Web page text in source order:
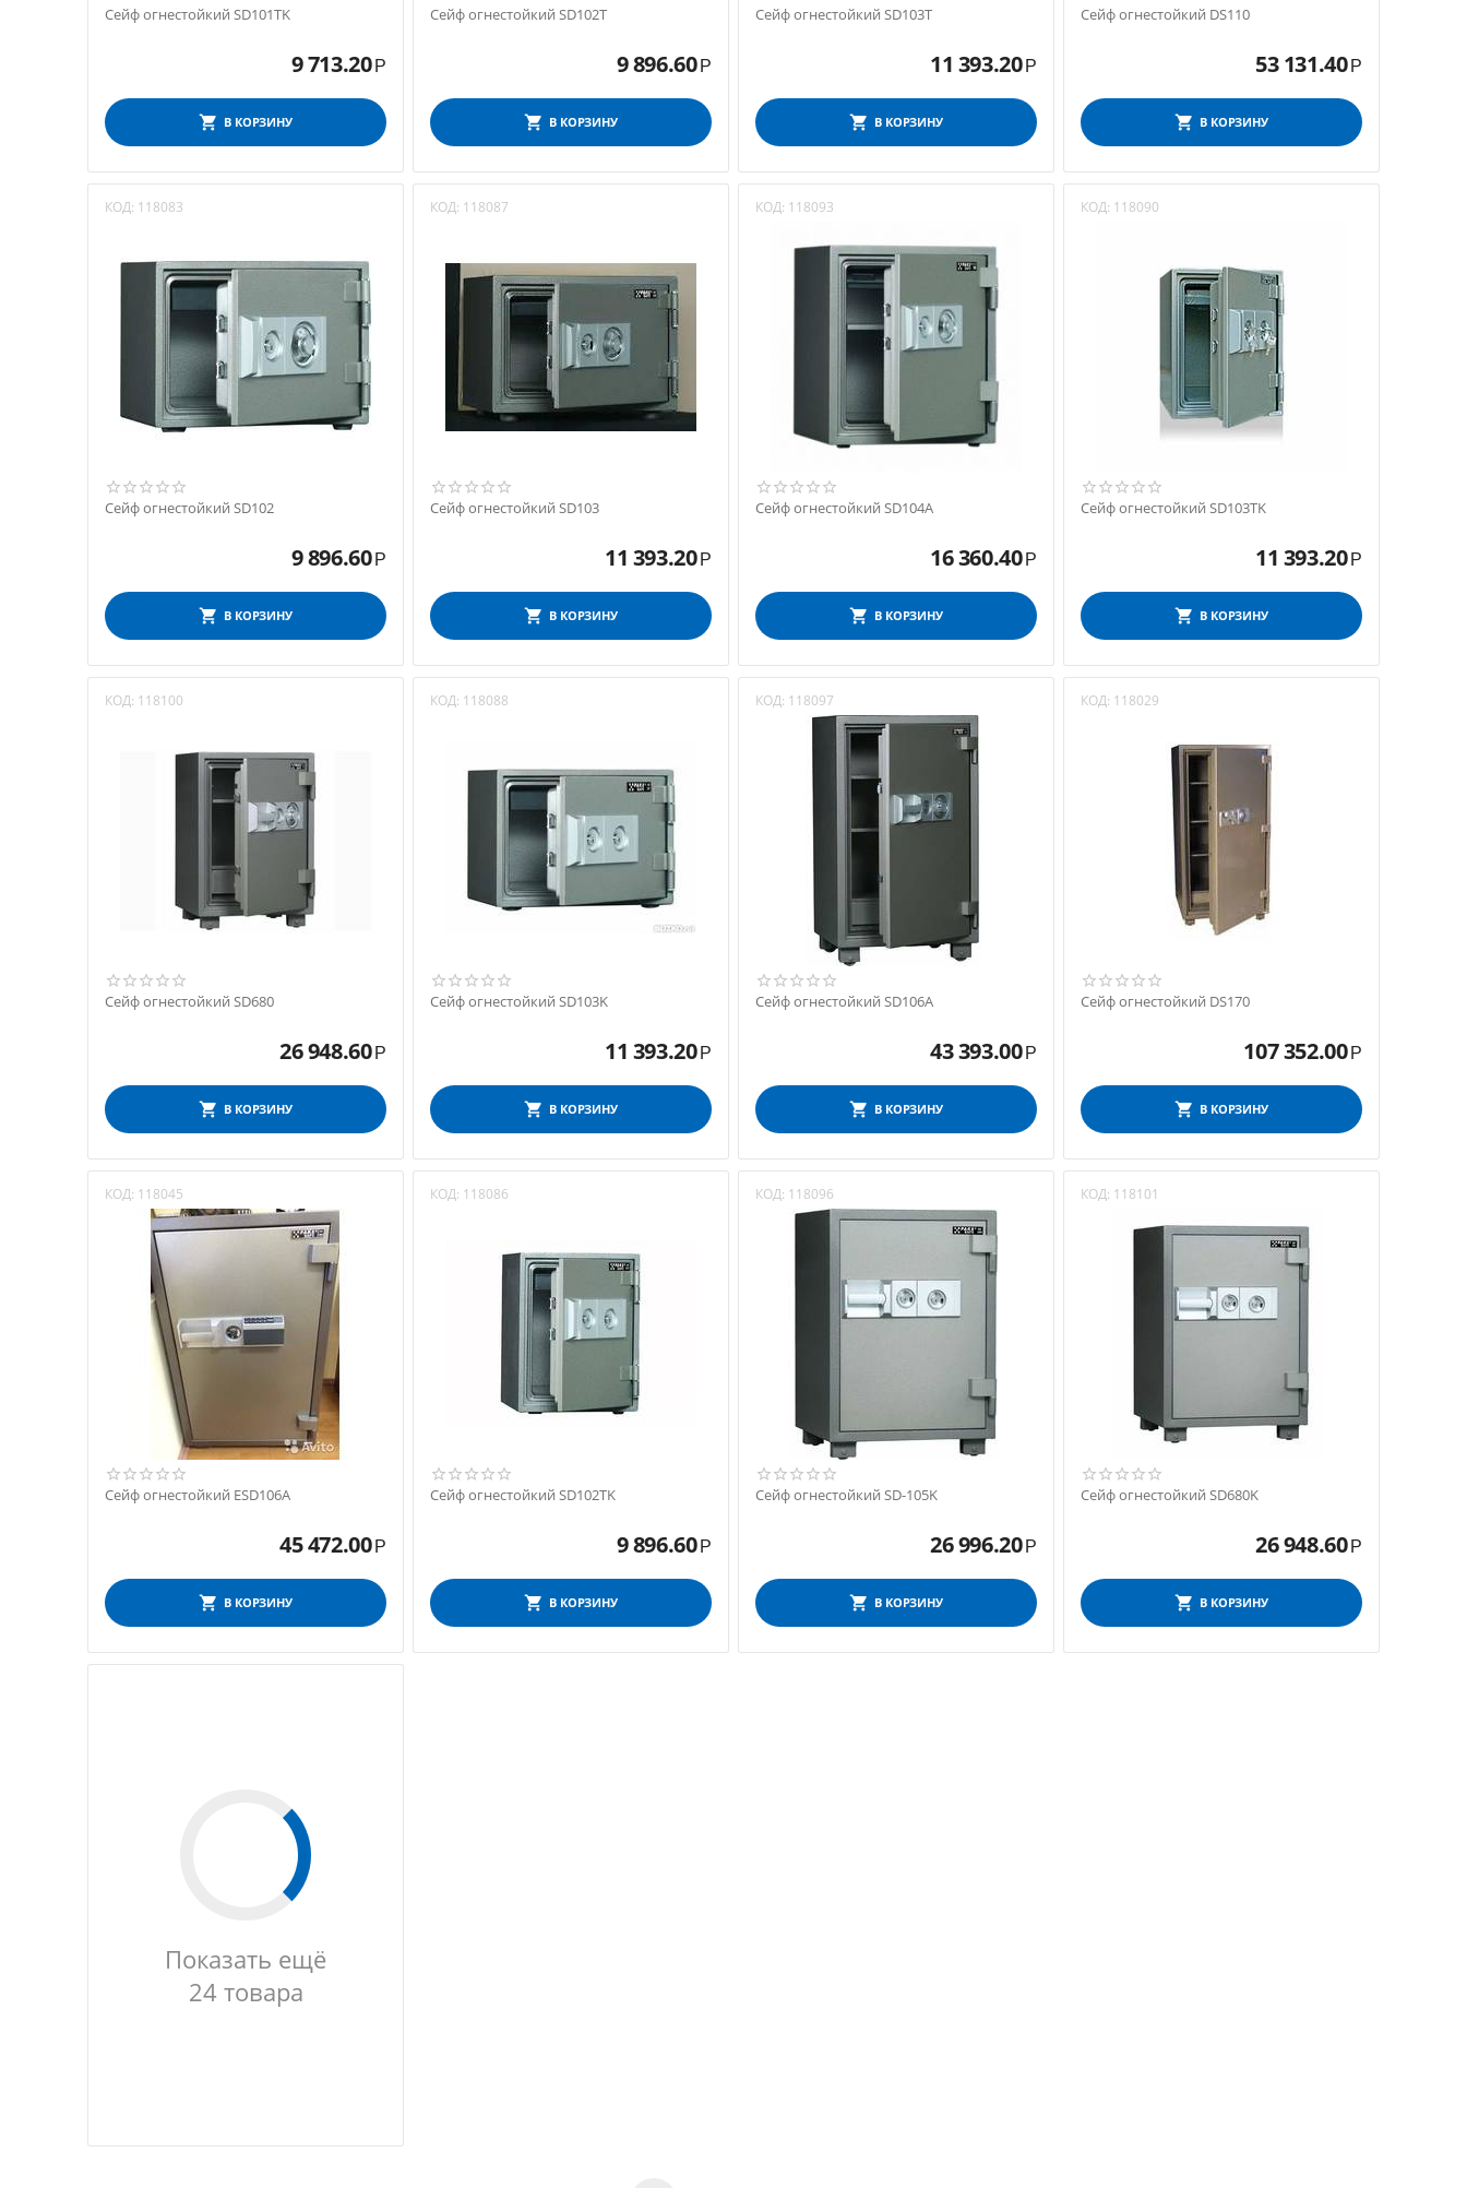
Сейф огнестойкий SD101TK
9 713.20 Р
В КОРЗИНУ
Сейф огнестойкий SD102Т
9 896.60 Р
В КОРЗИНУ
Сейф огнестойкий SD103Т
11 393.20 Р
В КОРЗИНУ
Сейф огнестойкий DS110
53 131.40 Р
В КОРЗИНУ
КОД: 118083
Сейф огнестойкий SD102
9 896.60 Р
В КОРЗИНУ
КОД: 118087
Сейф огнестойкий SD103
11 393.20 Р
В КОРЗИНУ
КОД: 118093
Сейф огнестойкий SD104А
16 360.40 Р
В КОРЗИНУ
КОД: 118090
Сейф огнестойкий SD103ТK
11 393.20 Р
В КОРЗИНУ
КОД: 118100
Сейф огнестойкий SD680
26 948.60 Р
В КОРЗИНУ
КОД: 118088
Сейф огнестойкий SD103K
11 393.20 Р
В КОРЗИНУ
КОД: 118097
Сейф огнестойкий SD106A
43 393.00 Р
В КОРЗИНУ
КОД: 118029
Сейф огнестойкий DS170
107 352.00 Р
В КОРЗИНУ
КОД: 118045
Сейф огнестойкий ESD106A
45 472.00 Р
В КОРЗИНУ
КОД: 118086
Сейф огнестойкий SD102ТK
9 896.60 Р
В КОРЗИНУ
КОД: 118096
Сейф огнестойкий SD-105K
26 996.20 Р
В КОРЗИНУ
КОД: 118101
Сейф огнестойкий SD680K
26 948.60 Р
В КОРЗИНУ
Показать ещё
24 товара